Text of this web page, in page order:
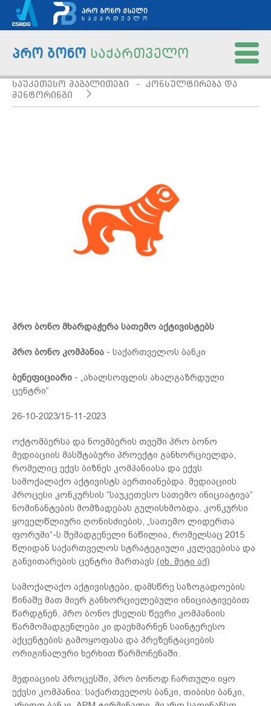
EN
პრო ბონო საქართველო
მთავარი
საუკეთესო მაგალითები
ᲡᲐᲣᲙᲔᲗᲔᲡᲝ ᲛᲐᲒᲐᲚᲘᲗᲔᲑᲘ - ᲙᲝᲜᲡᲣᲚᲢᲘᲠᲔᲑᲐ ᲓᲐ
ᲛᲔᲜᲢᲝᲠᲘᲜᲒᲘ
პრო ბონო მხარდაჭერა სათემო აქტივისტებს
პრო ბონო კომპანია - საქართველოს ბანკი
ბენეფიციარი - „ახალსოფლის ახალგაზრდული
ცენტრი“
26-10-2023/15-11-2023
ოქტომბერსა და ნოემბერის თვეში პრო ბონო
მედიაციის მასშტაბური პროექტი განხორციელდა,
რომელიც ექვს ბიზნეს კომპანიასა და ექვს
სამოქალაქო აქტივისტს აერთიანებდა. მედიაციის
პროცესი კონკურსის “საუკეთესო სათემო ინიციატივა“
ნომინანტების მომზადებას გულისხმობდა. კონკურსი
ყოველწლიური ღონისძიების, „სათემო ლიდერთა
ფორუმი“-ს შემადგენელი ნაწილია, რომელსაც 2015
წლიდან საქართველოს სტრატეგიული კვლევებისა და
განვითარების ცენტრი მართავს (იხ. მეტი აქ)
სამოქალაქო აქტივისტები, დამსწრე საზოგადოების
წინაშე მათ მიერ განხორციელებული ინიციატივებით
წარდგნენ. პრო ბონო ქსელის წევრი კომპანიის
წარმომადგენლები კი დაეხმარნენ საინტერესო
აქცენტების გამოყოფასა და პრეზენტაციების
ორიგინალური ხერხით წარმოჩენაში.
მედიაციის პროცესში, პრო ბონოდ ჩართული იყო
ექვსი კომპანია: საქართველოს ბანკი, თიბისი ბანკი,